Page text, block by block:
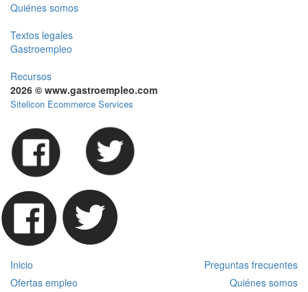
Quiénes somos
Textos legales
Gastroempleo
Recursos
2026 © www.gastroempleo.com
Sitelicon Ecommerce Services
Inicio
Preguntas frecuentes
Ofertas empleo
Quiénes somos